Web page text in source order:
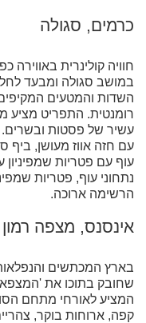
כרמים, סגולה
חוויה קולינרית
במושב סגולה ומבעד
השדות והמטעים
רומנטית. התפריט מציע
עשיר של פסטות ובשרים.
עם חזה אווז מעושן, ביף
עוף עם פטריות
נתחוני עוף, פטריות
הרשימה ארוכה.
אינסנס, מצפה רמון
בארץ המכתשים
שחובק בתוכו את
המציע לאורחי מתחם
קפה, ארוחות בוקר,